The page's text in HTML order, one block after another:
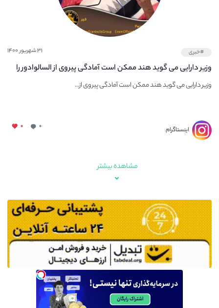
#خبری ۳۱ شهریور ۱۴۰۰
وزیر دارایی می گوید هند ممکن است آمادگی پیروی از السالوادور را
نداشته باشد ، اما ارزهای رمزپایه را رد نمی کند
وزیر دارایی می گوید هند ممکن است آمادگی پیروی از...
اینستاگرام ۰ ۰
مشاهده بیشتر